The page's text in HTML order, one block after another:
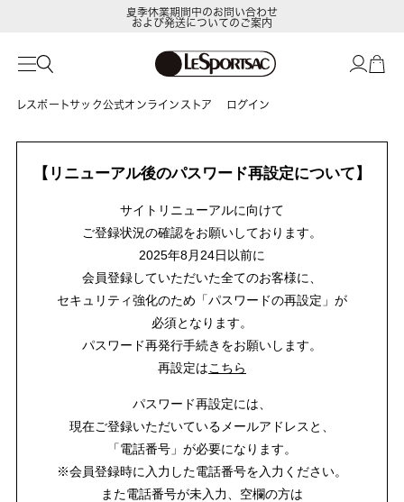
夏季休業期間中のお問い合わせ
および発送についてのご案内
レスポートサック公式オンラインストア ログイン
【リニューアル後のパスワード再設定について】
サイトリニューアルに向けて
ご登録状況の確認をお願いしております。
2025年8月24日以前に
会員登録していただいた全てのお客様に、
セキュリティ強化のため「パスワードの再設定」が
必須となります。
パスワード再発行手続きをお願いします。
再設定はこちら
パスワード再設定には、
現在ご登録いただいているメールアドレスと、
「電話番号」が必要になります。
※会員登録時に入力した電話番号を入力ください。
また電話番号が未入力、空欄の方は